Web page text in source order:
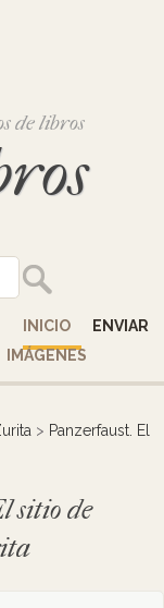
de libros
INICIO
ENVIAR
IMÁGENES
> Panzerfaust. El
sitio de